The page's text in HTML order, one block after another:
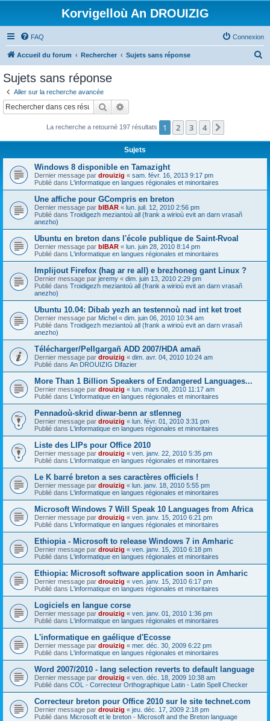
Korvigelloù An DROUIZIG
FAQ Connexion
Accueil du forum Rechercher Sujets sans réponse
c
Sujets sans réponse
Aller sur la recherche avancée
Rechercher
La recherche a retourné 197 résultats 1 2 3 4
Sujets
Windows 8 disponible en Tamazight
Dernier message par drouizig « sam. févr. 16, 2013 9:17 pm
Publié dans L'informatique en langues régionales et minoritaires
Une affiche pour GCompris en breton
Dernier message par bIBAR « lun. juil. 12, 2010 2:56 pm
Publié dans Troidigezh meziantoù all (frank a wirioù evit an darn vrasañ
anezho)
Ubuntu en breton dans l'école publique de Saint-Rvoal
Dernier message par bIBAR « lun. juin 28, 2010 8:14 pm
Publié dans L'informatique en langues régionales et minoritaires
Implijout Firefox (hag ar re all) e brezhoneg gant Linux ?
Dernier message par jeremy « dim. juin 13, 2010 2:29 pm
Publié dans Troidigezh meziantoù all (frank a wirioù evit an darn vrasañ
anezho)
Ubuntu 10.04: Dibab yezh an testennoù nad int ket troet
Dernier message par Michel « dim. juin 06, 2010 10:34 am
Publié dans Troidigezh meziantoù all (frank a wirioù evit an darn vrasañ
anezho)
Télécharger/Pellgargañ ADD 2007/HDA amañ
Dernier message par drouizig « dim. avr. 04, 2010 10:24 am
Publié dans An DROUIZIG Difazier
More Than 1 Billion Speakers of Endangered Languages...
Dernier message par drouizig « lun. mars 08, 2010 11:17 am
Publié dans L'informatique en langues régionales et minoritaires
Pennadoù-skrid diwar-benn ar stlenneg
Dernier message par drouizig « lun. févr. 01, 2010 3:31 pm
Publié dans L'informatique en langues régionales et minoritaires
Liste des LIPs pour Office 2010
Dernier message par drouizig « ven. janv. 22, 2010 5:35 pm
Publié dans L'informatique en langues régionales et minoritaires
Le K barré breton a ses caractères officiels !
Dernier message par drouizig « lun. janv. 18, 2010 5:55 pm
Publié dans L'informatique en langues régionales et minoritaires
Microsoft Windows 7 Will Speak 10 Languages from Africa
Dernier message par drouizig « ven. janv. 15, 2010 6:21 pm
Publié dans L'informatique en langues régionales et minoritaires
Ethiopia - Microsoft to release Windows 7 in Amharic
Dernier message par drouizig « ven. janv. 15, 2010 6:18 pm
Publié dans L'informatique en langues régionales et minoritaires
Ethiopia: Microsoft software application soon in Amharic
Dernier message par drouizig « ven. janv. 15, 2010 6:17 pm
Publié dans L'informatique en langues régionales et minoritaires
Logiciels en langue corse
Dernier message par drouizig « ven. janv. 01, 2010 1:36 pm
Publié dans L'informatique en langues régionales et minoritaires
L'informatique en gaélique d'Ecosse
Dernier message par drouizig « mer. déc. 30, 2009 6:22 pm
Publié dans L'informatique en langues régionales et minoritaires
Word 2007/2010 - lang selection reverts to default language
Dernier message par drouizig « ven. déc. 18, 2009 10:38 am
Publié dans COL - Correcteur Orthographique Latin - Latin Spell Checker
Correcteur breton pour Office 2010 sur le site technet.com
Dernier message par drouizig « jeu. déc. 17, 2009 2:18 pm
Publié dans Microsoft et le breton - Microsoft and the Breton language